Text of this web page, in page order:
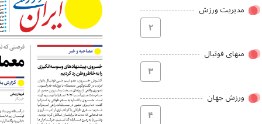
مدیریت ورزش
۲
منهای فوتبال
۳
ورزش جهان
۴